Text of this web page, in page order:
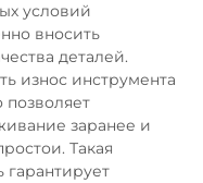
условий
вносить
деталей.
износ инструмента
позволяет
заранее и
Такая
гарантирует